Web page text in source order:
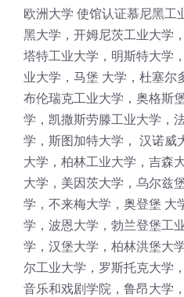
欧洲大学 使馆认证慕尼黑工
黑大学，开姆尼茨工业大学
塔特工业大学，明斯特大学
业大学，马堡 大学，杜塞尔
布伦瑞克工业大学，奥格斯
学，凯撒斯劳滕工业大学，
学，斯图加特大学， 汉诺威
大学，柏林工业大学，吉森
大学，美因茨大学，乌尔兹
学，不来梅大学，奥登堡 大
学，波恩大学，勃兰登堡工
学，汉堡大学，柏林洪堡大
尔工业大学，罗斯托克大学
音乐和戏剧学院，鲁昂大学